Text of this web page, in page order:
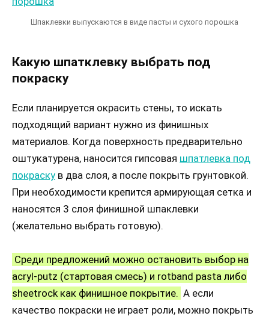
Шпаклевки выпускаются в виде пасты и сухого порошка
Какую шпатклевку выбрать под
покраску
Если планируется окрасить стены, то искать
подходящий вариант нужно из финишных
материалов. Когда поверхность предварительно
оштукатурена, наносится гипсовая шпатлевка под
покраску в два слоя, а после покрыть грунтовкой.
При необходимости крепится армирующая сетка и
наносятся 3 слоя финишной шпаклевки
(желательно выбрать готовую).
Среди предложений можно остановить выбор на
acryl-putz (стартовая смесь) и rotband pasta либо
sheetrock как финишное покрытие. А если
качество покраски не играет роли, можно покрыть